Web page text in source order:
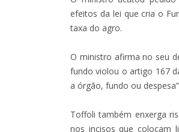
efeitos da lei que cria o
taxa do agro.
O ministro afirma no seu
fundo violou o artigo 167
a órgão, fundo ou
Toffoli também enxerga
nos incisos que colocam